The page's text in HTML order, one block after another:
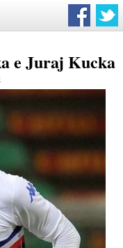
e Juraj Kucka